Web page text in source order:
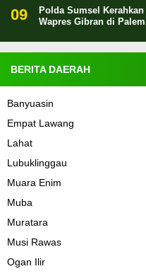
Polda Sumsel
Wapres Gibran di
BERITA DAERAH
Banyuasin
Empat Lawang
Lahat
Lubuklinggau
Muara Enim
Muba
Muratara
Musi Rawas
Ogan Ilir